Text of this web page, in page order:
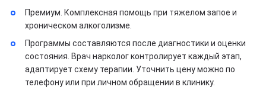
Премиум. Комплексная помощь при тяжелом запое и
хроническом алкоголизме.
Программы составляются после диагностики и оценки
состояния. Врач нарколог контролирует каждый этап,
адаптирует схему терапии. Уточнить цену можно по
телефону или при личном обращении в клинику.